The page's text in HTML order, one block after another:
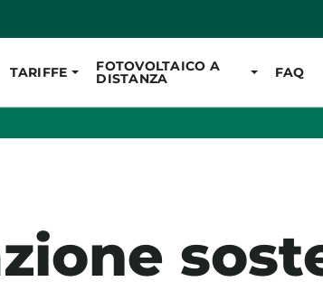
TARIFFE FOTOVOLTAICO A
DISTANZA FAQ